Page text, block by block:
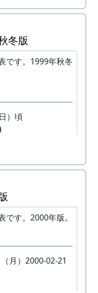
も選ばれた棚田の
ーナー制度」が始
棚田オーナー制
っと見ていって下
成し、1998年、
行ったもので
とふれあう勇気を
族に、単に米作
景観を誇る岩座神
に積極的に協力し
画100平方mで
。
冬版
です。1999年秋冬
）頃
放り込みます。
（いなき）に掛け
ます。脱穀はもっ
す。2000年版。
月）2000-02-21